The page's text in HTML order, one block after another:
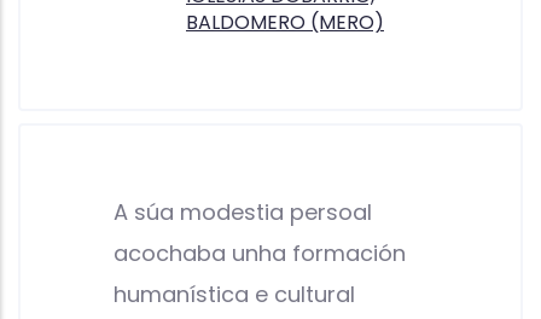
BALDOMERO (MERO)
A súa modestia persoal
acochaba unha formación
humanística e cultural